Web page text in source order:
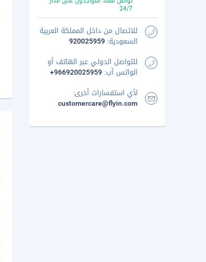
24/7
للاتصال من داخل المملكة العربية
السعودية: 920025959
للتواصل الدولي عبر الهاتف أو
الواتس آب: +966920025959
لأي استفسارات أخرى:
customercare@flyin.com